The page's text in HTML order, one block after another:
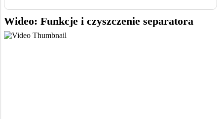
Wideo: Funkcje i czyszczenie separatora